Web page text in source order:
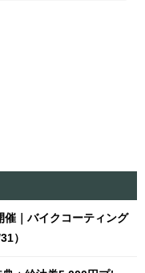
催｜バイクコーティング
）